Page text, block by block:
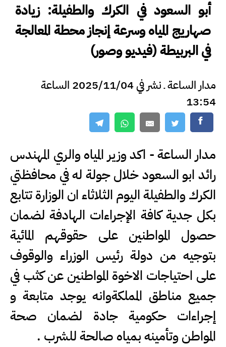
أبو السعود في الكرك والطفيلة: زيادة
صهاريج المياه وسرعة إنجاز محطة المعالجة
في البربيطة (فيديو وصور)
مدار الساعة ـ نشر في 2025/11/04 الساعة
13:54
مدار الساعة - اكد وزير المياه والري المهندس
رائد ابو السعود خلال جولة له في محافظتي
الكرك والطفيلة اليوم الثلاثاء ان الوزارة تتابع
بكل جدية كافة الإجراءات الهادفة لضمان
حصول المواطنين على حقوقهم المائية
بتوجيه من دولة رئيس الوزراء والوقوف
على احتياجات الاخوة المواطنين عن كثب في
جميع مناطق المملكةوانه يوجد متابعة و
إجراءات حكومية جادة لضمان صحة
المواطن وتأمينه بمياه صالحة للشرب .